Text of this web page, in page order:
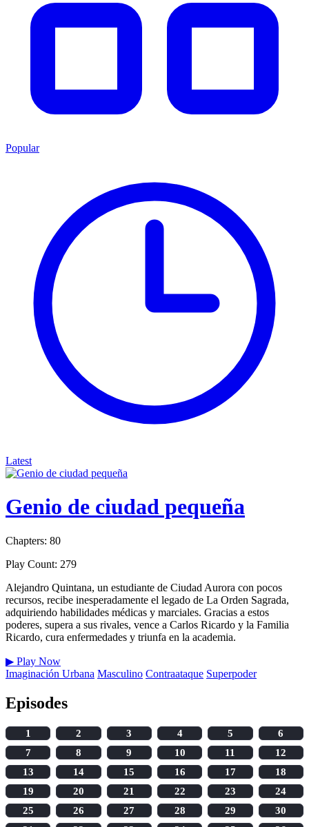
Popular
Latest
Genio de ciudad pequeña
Chapters: 80
Play Count: 279
Alejandro Quintana, un estudiante de Ciudad Aurora con pocos
recursos, recibe inesperadamente el legado de La Orden Sagrada,
adquiriendo habilidades médicas y marciales. Gracias a estos
poderes, supera a sus rivales, vence a Carlos Ricardo y la Familia
Ricardo, cura enfermedades y triunfa en la academia.
▶ Play Now
Imaginación Urbana Masculino Contraataque Superpoder
Episodes
1 2 3 4 5
6
7
8 9 10 11
12
13
14 15 16 17
18
19
20 21 22 23
24
25
26 27 28 29
30